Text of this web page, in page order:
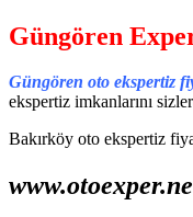
Güngören
Güngören oto ekspertiz
ekspertiz imkanlarını
Bakırköy oto ekspertiz